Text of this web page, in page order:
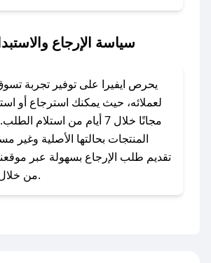
في حال عدم توفر كوبونات لمتجرك
للحصول على كوبونات وخصومات
سياسة الإرجاع
يحرص ايفيرا على توفير تجربة
لعملائه، حيث يمكنك استرجاع أو
مجانًا خلال 7 أيام من
المنتجات بحالتها الأصلية وغير
تقديم طلب الإرجاع بسهولة عبر
من خلال خدمة العملاء.